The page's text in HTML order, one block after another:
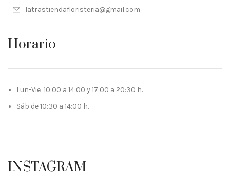
latrastiendafloristeria@gmail.com
Horario
Lun-Vie 10:00 a 14:00 y 17:00 a 20:30 h.
Sáb de 10:30 a 14:00 h.
INSTAGRAM